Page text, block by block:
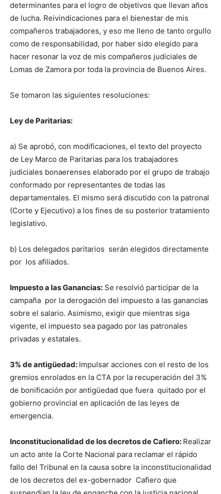
determinantes para el logro de objetivos que llevan años
de lucha. Reivindicaciones para el bienestar de mis
compañeros trabajadores, y eso me lleno de tanto orgullo
como de responsabilidad, por haber sido elegido para
hacer resonar la voz de mis compañeros judiciales de
Lomas de Zamora por toda la provincia de Buenos Aires.
Se tomaron las siguientes resoluciones:
Ley de Paritarias:
a) Se aprobó, con modificaciones, el texto del proyecto
de Ley Marco de Paritarias para los trabajadores
judiciales bonaerenses elaborado por el grupo de trabajo
conformado por representantes de todas las
departamentales. El mismo será discutido con la patronal
(Corte y Ejecutivo) a los fines de su posterior tratamiento
legislativo.
b) Los delegados paritarios serán elegidos directamente
por los afiliados.
Impuesto a las Ganancias: Se resolvió participar de la
campaña por la derogación del impuesto a las ganancias
sobre el salario. Asimismo, exigir que mientras siga
vigente, el impuesto sea pagado por las patronales
privadas y estatales.
3% de antigüedad: Impulsar acciones con el resto de los
gremios enrolados en la CTA por la recuperación del 3%
de bonificación por antigüedad que fuera quitado por el
gobierno provincial en aplicación de las leyes de
emergencia.
Inconstitucionalidad de los decretos de Cafiero: Realizar
un acto ante la Corte Nacional para reclamar el rápido
fallo del Tribunal en la causa sobre la inconstitucionalidad
de los decretos del ex-gobernador Cafiero que